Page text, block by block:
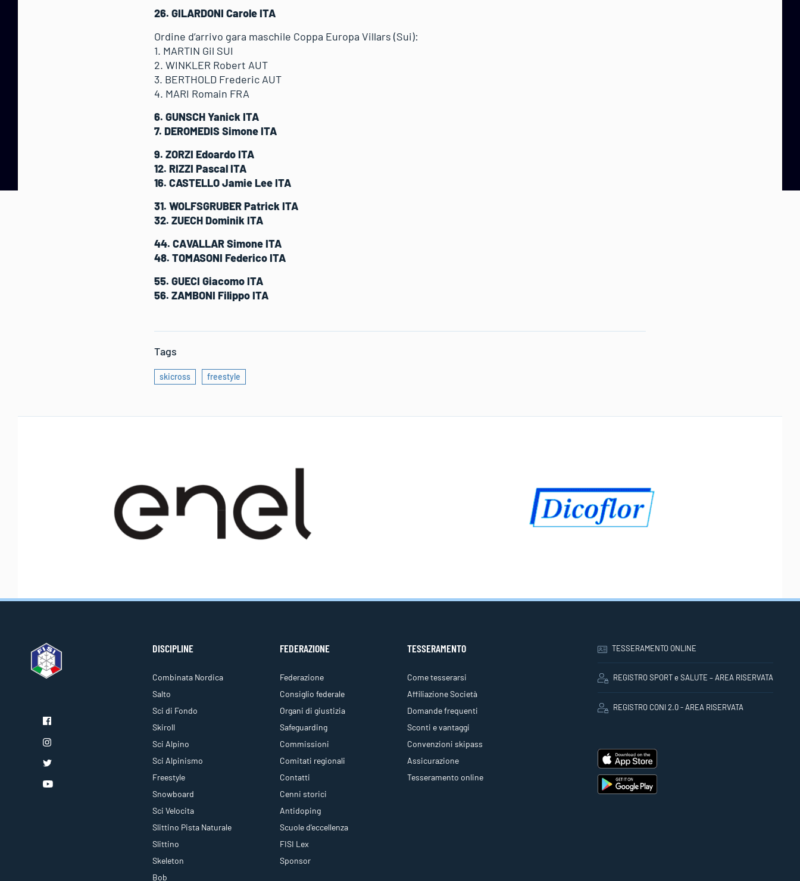
26. GILARDONI Carole ITA
Ordine d’arrivo gara maschile Coppa Europa Villars (Sui):
1. MARTIN Gil SUI
2. WINKLER Robert AUT
3. BERTHOLD Frederic AUT
4. MARI Romain FRA
6. GUNSCH Yanick ITA
7. DEROMEDIS Simone ITA
9. ZORZI Edoardo ITA
12. RIZZI Pascal ITA
16. CASTELLO Jamie Lee ITA
31. WOLFSGRUBER Patrick ITA
32. ZUECH Dominik ITA
44. CAVALLAR Simone ITA
48. TOMASONI Federico ITA
55. GUECI Giacomo ITA
56. ZAMBONI Filippo ITA
Tags
skicross freestyle
DISCIPLINE
Combinata Nordica
Salto
Sci di Fondo
Skiroll
Sci Alpino
Sci Alpinismo
Freestyle
Snowboard
Sci Velocita
Slittino Pista Naturale
Slittino
Skeleton
Bob
FEDERAZIONE
Federazione
Consiglio federale
Organi di giustizia
Safeguarding
Commissioni
Comitati regionali
Contatti
Cenni storici
Antidoping
Scuole d'eccellenza
FISI Lex
Sponsor
TESSERAMENTO
Come tesserarsi
Affiliazione Società
Domande frequenti
Sconti e vantaggi
Convenzioni skipass
Assicurazione
Tesseramento online
TESSERAMENTO ONLINE
REGISTRO SPORT e SALUTE – AREA RISERVATA
REGISTRO CONI 2.0 - AREA RISERVATA